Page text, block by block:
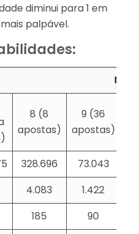
diminui para 1 em
palpável.
8 (8
apostas)
9 (36
apostas)
328.696 73.043
4.083 1.422
185
90